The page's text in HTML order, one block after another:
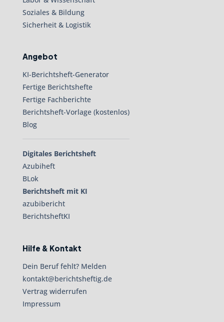
Soziales & Bildung
Sicherheit & Logistik
Angebot
KI-Berichtsheft-Generator
Fertige Berichtshefte
Fertige Fachberichte
Berichtsheft-Vorlage (kostenlos)
Blog
Digitales Berichtsheft
Azubiheft
BLok
Berichtsheft mit KI
azubibericht
BerichtsheftKI
Hilfe & Kontakt
Dein Beruf fehlt? Melden
kontakt@berichtsheftig.de
Vertrag widerrufen
Impressum